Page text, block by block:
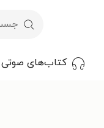
کتاب‌های صوتی